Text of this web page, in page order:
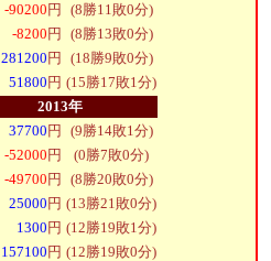
-90200 円
(8勝11敗0分)
-8200 円
(8勝13敗0分)
281200 円
(18勝9敗0分)
51800 円 (15勝17敗1分)
2013年
37700 円
(9勝14敗1分)
-52000 円
(0勝7敗0分)
-49700 円
(8勝20敗0分)
25000 円 (13勝21敗0分)
1300 円 (12勝19敗1分)
157100 円 (12勝19敗0分)